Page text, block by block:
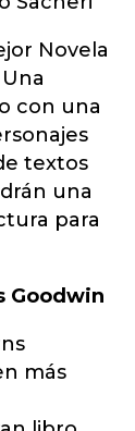
Novela
con una
textos
una
para
Goodwin
más